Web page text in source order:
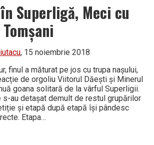
Superligă, Meci cu
, 15 noiembrie 2018
finul a măturat pe jos cu trupa nașului,
de orgoliu Viitorul Dăești și Minerul
goana solitară de la vârful Superligii.
s-au detașat demult de restul grupărilor
și etapă după etapă își pândesc
Etapa…